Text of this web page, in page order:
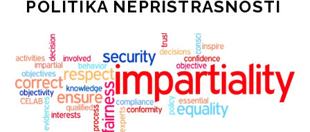
POLITIKA NEPRISTRASNOSTI
ETHICAL TRADE
PACKAGING
GLUTEN FREE